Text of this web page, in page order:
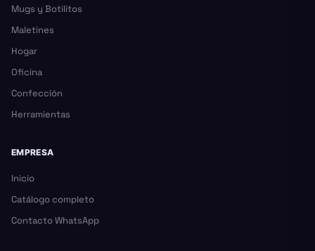
Mugs y Botilitos
Maletines
Hogar
Oficina
Confección
Herramientas
EMPRESA
Inicio
Catálogo completo
Contacto WhatsApp